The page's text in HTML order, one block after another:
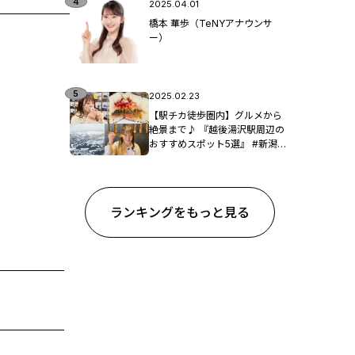
2025.04.01
橋本 華歩（TeNYアナウンサ
ー）
2025.02.23
【駅チカ徒歩圏内】グルメから
絶景まで♪ 『越後湯沢駅周辺の
おすすめスポット5選』 #新潟観
ランキングをもっと見る